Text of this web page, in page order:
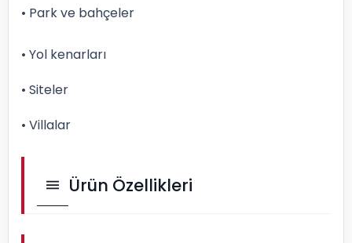
• Park ve bahçeler
• Yol kenarları
• Siteler
• Villalar
Ürün Özellikleri